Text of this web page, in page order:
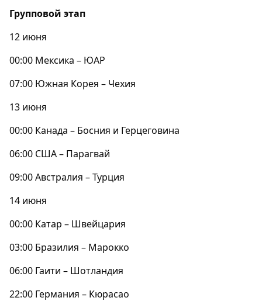
Групповой этап
12 июня
00:00 Мексика – ЮАР
07:00 Южная Корея – Чехия
13 июня
00:00 Канада – Босния и Герцеговина
06:00 США – Парагвай
09:00 Австралия – Турция
14 июня
00:00 Катар – Швейцария
03:00 Бразилия – Марокко
06:00 Гаити – Шотландия
22:00 Германия – Кюрасао